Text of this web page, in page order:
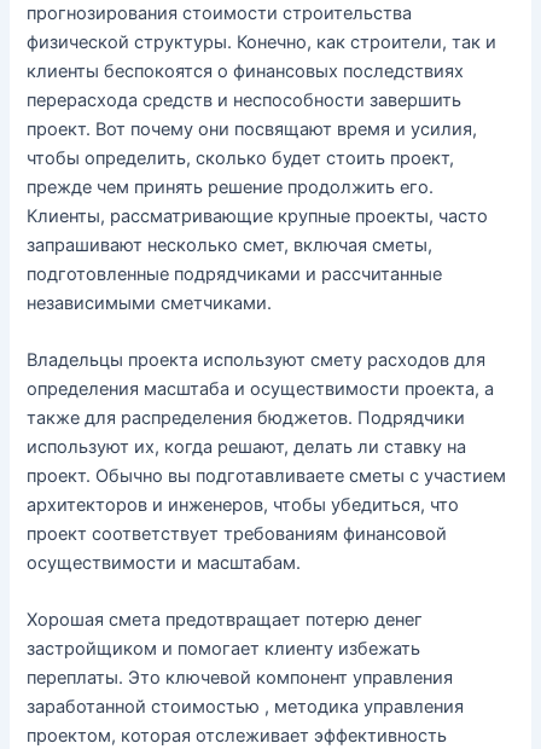
прогнозирования стоимости строительства
физической структуры. Конечно, как строители, так и
клиенты беспокоятся о финансовых последствиях
перерасхода средств и неспособности завершить
проект. Вот почему они посвящают время и усилия,
чтобы определить, сколько будет стоить проект,
прежде чем принять решение продолжить его.
Клиенты, рассматривающие крупные проекты, часто
запрашивают несколько смет, включая сметы,
подготовленные подрядчиками и рассчитанные
независимыми сметчиками.
Владельцы проекта используют смету расходов для
определения масштаба и осуществимости проекта, а
также для распределения бюджетов. Подрядчики
используют их, когда решают, делать ли ставку на
проект. Обычно вы подготавливаете сметы с участием
архитекторов и инженеров, чтобы убедиться, что
проект соответствует требованиям финансовой
осуществимости и масштабам.
Хорошая смета предотвращает потерю денег
застройщиком и помогает клиенту избежать
переплаты. Это ключевой компонент управления
заработанной стоимостью , методика управления
проектом, которая отслеживает эффективность